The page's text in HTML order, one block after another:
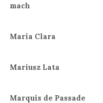
mach
Maria Clara
Mariusz Lata
Marquis de Passade